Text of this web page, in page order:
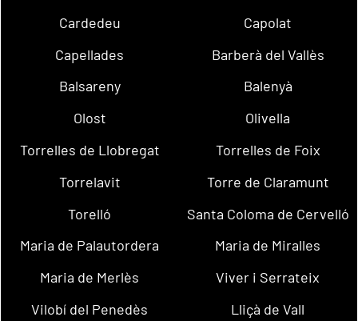
Cardedeu
Capolat
Capellades
Barberà del Vallès
Balsareny
Balenyà
Olost
Olivella
Torrelles de Llobregat
Torrelles de Foix
Torrelavit
Torre de Claramunt
Torelló
Santa Coloma de Cervelló
Maria de Palautordera
Maria de Miralles
Maria de Merlès
Viver i Serrateix
Vilobí del Penedès
Lliçà de Vall